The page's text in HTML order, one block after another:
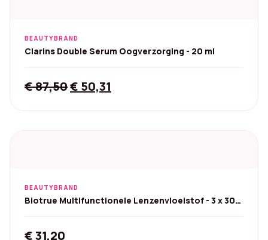
BEAUTYBRAND
Clarins Double Serum Oogverzorging - 20 ml
€87,50Original
€ 50,31
BEAUTYBRAND
Biotrue Multifunctionele Lenzenvloeistof - 3 x 300
€31,20